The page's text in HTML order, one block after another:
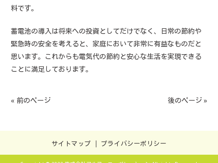
料です。
蓄電池の導入は将来への投資としてだけでなく、日常の節約や
緊急時の安全を考えると、家庭において非常に有益なものだと
思います。これからも電気代の節約と安心な生活を実現できる
ことに満足しております。
« 前のページ 後のページ »
サイトマップ プライバシーポリシー